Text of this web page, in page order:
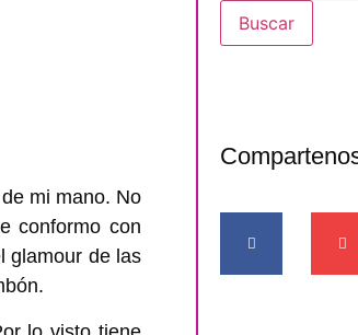
mi mano. No
conformo con
glamour de las